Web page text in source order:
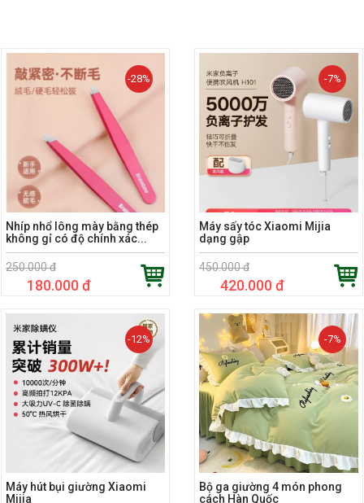
-28%
Nhíp nhổ lông mày bằng thép
không gỉ có độ chính xác...
250.000 đ
180.000 đ
-7%
Máy sấy tóc Xiaomi Mijia
dạng gập
450.000 đ
420.000 đ
-12%
Máy hút bụi giường Xiaomi
Mijia
-7%
Bộ ga giường 4 món phong
cách Hàn Quốc